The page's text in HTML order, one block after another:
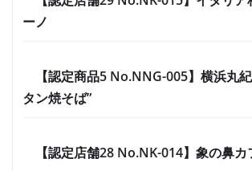
ーノ
【認定商品5 No.NNG-005】横浜丸
タン焼そば”
【認定店舗28 No.NK-014】象の鼻カ